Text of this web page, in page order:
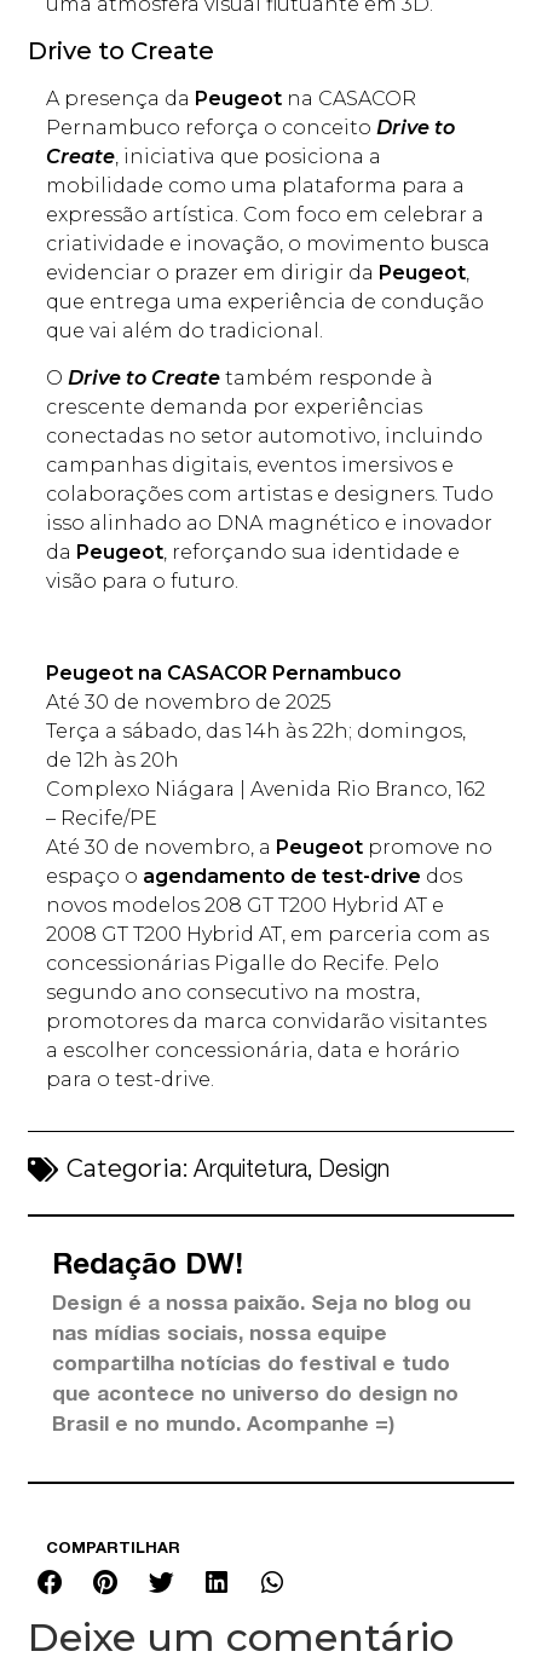
Drive to Create
A presença da Peugeot na CASACOR
Pernambuco reforça o conceitoDrive to
Create, iniciativa que posiciona a
mobilidade como uma plataforma para a
expressão artística. Com foco em celebrar a
criatividade e inovação, o movimento busca
evidenciar o prazer em dirigir da Peugeot,
que entrega uma experiência de condução
que vai além do tradicional.
O Drive to Create também responde à
crescente demanda por experiências
conectadas no setor automotivo, incluindo
campanhas digitais, eventos imersivos e
colaborações com artistas e designers. Tudo
isso alinhado ao DNA magnético e inovador
da Peugeot , reforçando sua identidade e
visão para o futuro.
Peugeot na CASACOR Pernambuco
Até 30 de novembro de 2025
Terça a sábado, das 14h às 22h; domingos,
de 12h às 20h
Complexo Niágara | Avenida Rio Branco, 162
– Recife/PE
Até 30 de novembro, a Peugeot promove no
espaço o agendamento de test-drive dos
novos modelos 208 GT T200 Hybrid AT e
2008 GT T200 Hybrid AT, em parceria com as
concessionárias Pigalle do Recife. Pelo
segundo ano consecutivo na mostra,
promotores da marca convidarão visitantes
a escolher concessionária, data e horário
para o test-drive.
Categoria:Arquitetura, Design
Redação DW!
Design é a nossa paixão. Seja no blog ou
nas mídias sociais, nossa equipe
compartilha notícias do festival e tudo
que acontece no universo do design no
Brasil e no mundo. Acompanhe =)
COMPARTILHAR
Deixe um comentário